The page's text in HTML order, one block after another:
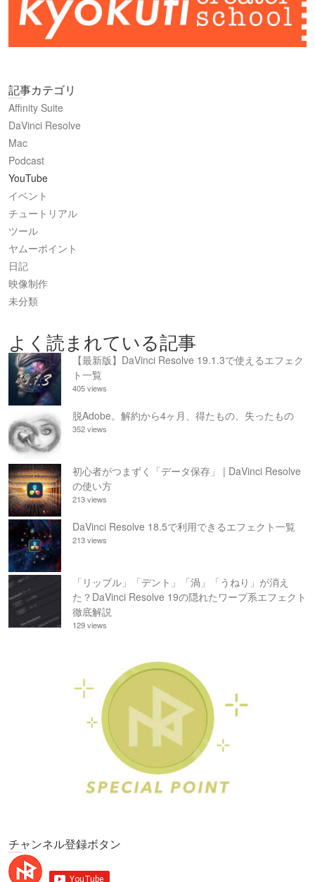
記事カテゴリ
Affinity Suite
DaVinci Resolve
Mac
Podcast
YouTube
イベント
チュートリアル
ツール
ヤムーポイント
日記
映像制作
未分類
よく読まれている記事
【最新版】DaVinci Resolve 19.1.3で使えるエフェク
ト一覧
405 views
脱Adobe。解約から4ヶ月、得たもの、失ったもの
352 views
初心者がつまずく「データ保存」 | DaVinci Resolve
の使い方
213 views
DaVinci Resolve 18.5で利用できるエフェクト一覧
213 views
「リップル」「デント」「渦」「うねり」が消え
た？DaVinci Resolve 19の隠れたワープ系エフェクト
徹底解説
129 views
チャンネル登録ボタン